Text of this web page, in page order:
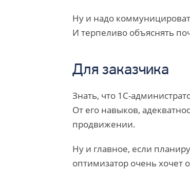
Ну и надо
И терпеливо объяснять
Для заказчика
Знать, что 1С-
От его навыков,
продвижении.
Ну и главное, если
оптимизатор очень хочет